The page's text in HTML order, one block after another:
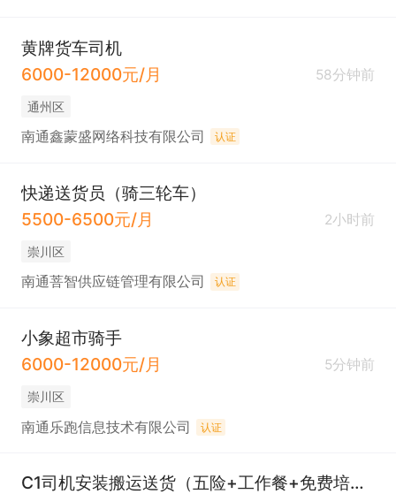
黄牌货车司机
6000-12000元/月
58分钟前
通州区
南通鑫蒙盛网络科技有限公司 认证
快递送货员（骑三轮车）
5500-6500元/月
2小时前
崇川区
南通菩智供应链管理有限公司 认证
小象超市骑手
6000-12000元/月
5分钟前
崇川区
南通乐跑信息技术有限公司 认证
C1司机安装搬运送货（五险+工作餐+免费培训）